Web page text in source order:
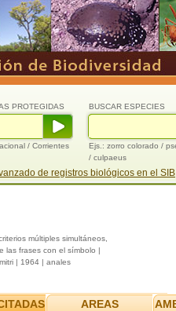
BUSCAR ESPECIES
Ejs.: zorro colorado /
/ culpaeus
PROTEGIDAS
/ Corrientes
de registros biológicos en el SIB
múltiples simultáneos,
las frases con el símbolo |
| 1964 | anales
AREAS